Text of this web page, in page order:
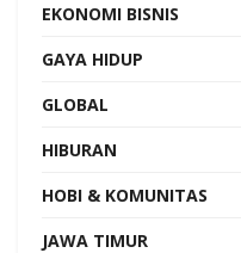
EKONOMI BISNIS
GAYA HIDUP
GLOBAL
HIBURAN
HOBI & KOMUNITAS
JAWA TIMUR